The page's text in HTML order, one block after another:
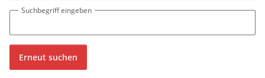
Suchbegriff eingeben
Erneut suchen